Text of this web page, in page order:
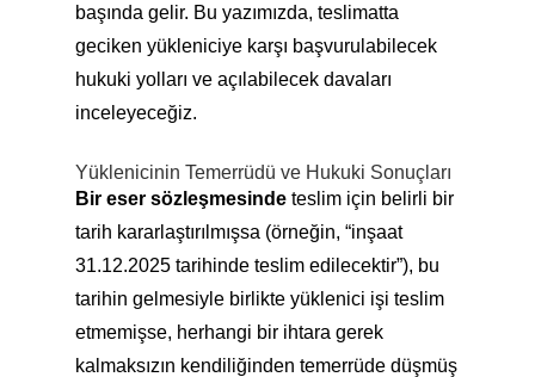
başında gelir. Bu yazımızda, teslimatta
geciken yükleniciye karşı başvurulabilecek
hukuki yolları ve açılabilecek davaları
inceleyeceğiz.
Yüklenicinin Temerrüdü ve Hukuki Sonuçları
Bir eser sözleşmesindeteslim için belirli bir
tarih kararlaştırılmışsa (örneğin, “inşaat
31.12.2025 tarihinde teslim edilecektir”), bu
tarihin gelmesiyle birlikte yüklenici işi teslim
etmemişse, herhangi bir ihtara gerek
kalmaksızın kendiliğinden temerrüde düşmüş